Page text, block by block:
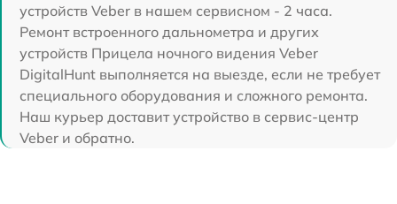
устройств Veber в нашем сервисном - 2 часа.
Ремонт встроенного дальнометра и других
устройств Прицела ночного видения Veber
DigitalHunt выполняется на выезде, если не требует
специального оборудования и сложного ремонта.
Наш курьер доставит устройство в сервис-центр
Veber и обратно.